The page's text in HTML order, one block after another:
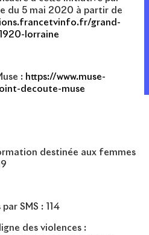
du 5 mai 2020 à partir de
grand-
lorraine
: https://www.muse-
decoute-muse
destinée aux femmes
SMS : 114
des violences :